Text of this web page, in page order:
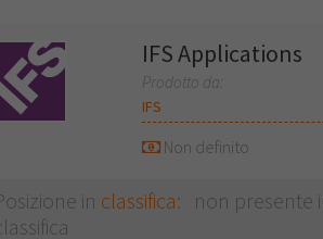
IFS Applications
Prodotto da:
IFS
Non definito
in classifica: non presente